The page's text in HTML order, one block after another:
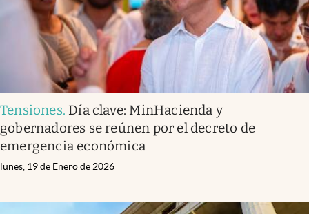
Tensiones. Día clave: MinHacienda y
gobernadores se reúnen por el decreto de
emergencia económica
lunes, 19 de Enero de 2026